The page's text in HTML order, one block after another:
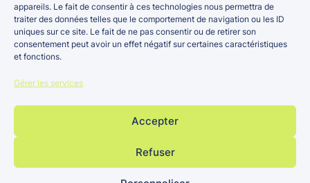
appareils. Le fait de consentir à ces technologies nous permettra de
traiter des données telles que le comportement de navigation ou les ID
uniques sur ce site. Le fait de ne pas consentir ou de retirer son
consentement peut avoir un effet négatif sur certaines caractéristiques
et fonctions.
Gérer les services
Accepter
Refuser
Actualités
Carrières
Points de vente
Véhicules neufs
Entretien et réparation